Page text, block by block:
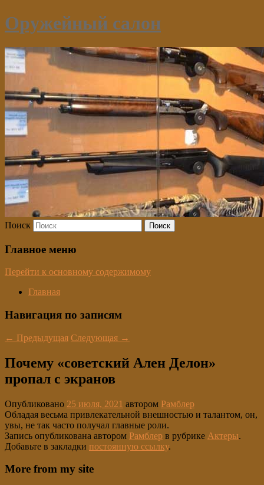
Оружейный салон
Поиск
Главное меню
Перейти к основному содержимому
Главная
Навигация по записям
← Предыдущая Следующая →
Почему «советский Ален Делон»
пропал с экранов
Опубликовано 25 июля, 2021 автором Рамблер
Обладая весьма привлекательной внешностью и талантом, он,
увы, не так часто получал главные роли.
Запись опубликована автором Рамблер в рубрике Актеры.
Добавьте в закладки постоянную ссылку.
More from my site